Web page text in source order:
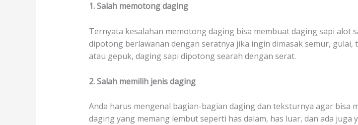
1. Salah memotong daging
Ternyata kesalahan memotong daging bisa membuat daging sapi alot
dipotong berlawanan dengan seratnya jika ingin dimasak semur,
atau gepuk, daging sapi dipotong searah dengan serat.
2. Salah memilih jenis daging
Anda harus mengenal bagian-bagian daging dan teksturnya agar bisa
daging yang memang lembut seperti has dalam, has luar, dan ada